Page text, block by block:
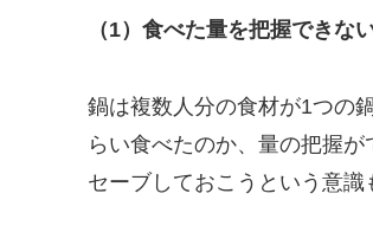
（1）食べた量を把握できな
鍋は複数人分の食材が1つの
らい食べたのか、量の把握
セーブしておこうという意識